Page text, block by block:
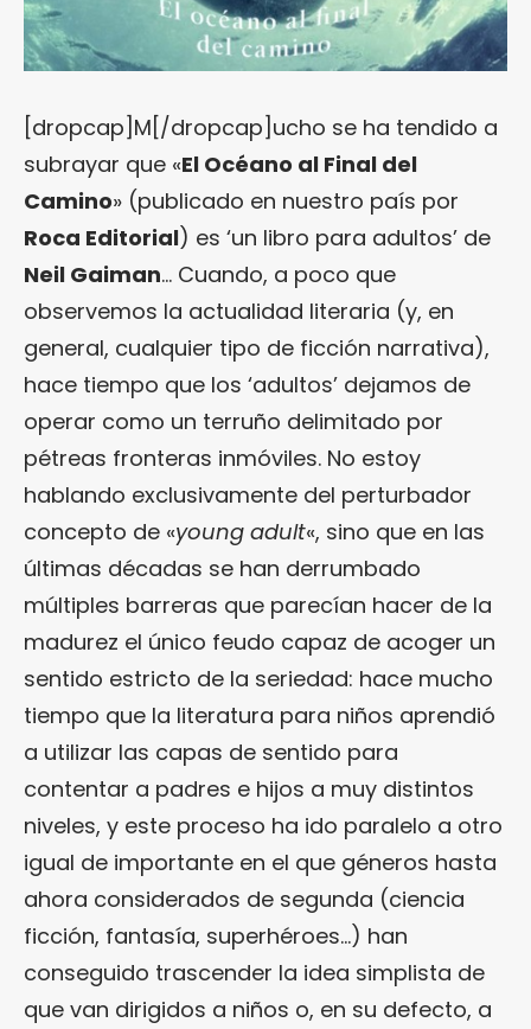
[dropcap]M[/dropcap]ucho se ha tendido a
subrayar que «El Océano al Final del
Camino» (publicado en nuestro país por
Roca Editorial) es ‘un libro para adultos’ de
Neil Gaiman… Cuando, a poco que
observemos la actualidad literaria (y, en
general, cualquier tipo de ficción narrativa),
hace tiempo que los ‘adultos’ dejamos de
operar como un terruño delimitado por
pétreas fronteras inmóviles. No estoy
hablando exclusivamente del perturbador
concepto de «young adult«, sino que en las
últimas décadas se han derrumbado
múltiples barreras que parecían hacer de la
madurez el único feudo capaz de acoger un
sentido estricto de la seriedad: hace mucho
tiempo que la literatura para niños aprendió
a utilizar las capas de sentido para
contentar a padres e hijos a muy distintos
niveles, y este proceso ha ido paralelo a otro
igual de importante en el que géneros hasta
ahora considerados de segunda (ciencia
ficción, fantasía, superhéroes…) han
conseguido trascender la idea simplista de
que van dirigidos a niños o, en su defecto, a